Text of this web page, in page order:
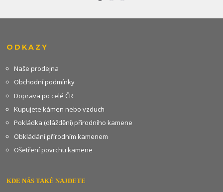
ODKAZY
Naše prodejna
Obchodní podmínky
Doprava po celé ČR
Kupujete kámen nebo vzduch
Pokládka (dláždění) přírodního kamene
Obkládání přírodním kamenem
Ošetření povrchu kamene
KDE NÁS TAKÉ NAJDETE